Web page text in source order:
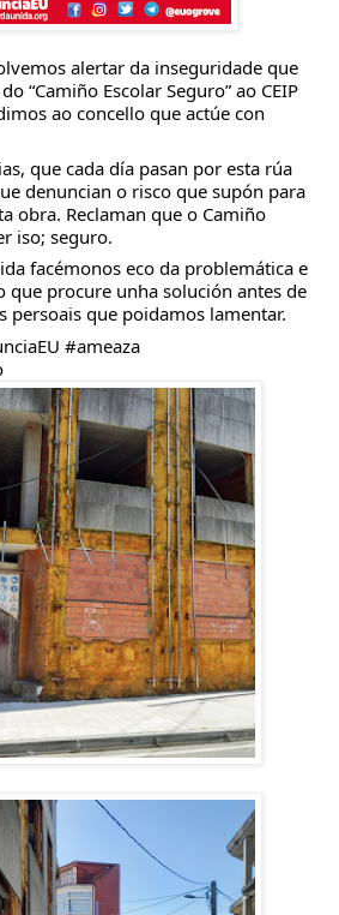
alertar da inseguridade que
“Camiño Escolar Seguro” ao CEIP
ao concello que actúe con
que cada día pasan por esta rúa
denuncian o risco que supón para
obra. Reclaman que o Camiño
iso; seguro.
facémonos eco da problemática e
que procure unha solución antes de
persoais que poidamos lamentar.
#ameaza